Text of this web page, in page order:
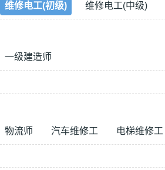
维修电工(初级) 维修电工(中级)
一级建造师
物流师 汽车维修工 电梯维修工